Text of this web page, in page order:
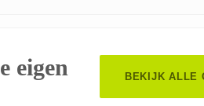
BEKIJK ALLE
eigen